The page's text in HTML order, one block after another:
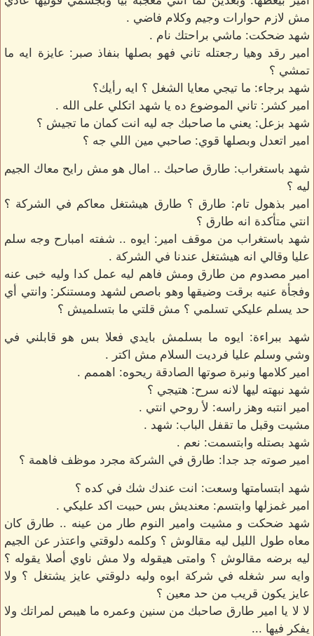
مش لازم حوارات وجيم وكلام فاضي .
شهد ضحكت: ماشي براحتك نام .
امير رقد وهيا رجعتله تاني فهو بصلها بنفاذ صبر: عايزة ايه ما
تمشي ؟
شهد برجاء: ما تيجي معايا الشغل ؟ ايه رأيك؟
امير كشر: تاني الموضوع ده يا شهد اتكلي على الله .
شهد بزعل: يعني ما صاحبك جه ليه انت كمان ما تجيش ؟
امير اتعدل وبصلها قوي: صاحبي مين اللي جه ؟
شهد باستغراب: طارق صاحبك .. امال هو مش رايح معاك الجيم
ليه ؟
امير بذهول تام: طارق ؟ طارق هيشتغل معاكم في الشركة ؟
انتي متأكدة انه طارق ؟
شهد باستغراب من موقف امير: ايوه .. شفته امبارح وجه سلم
عليا وقالي انه هيشتغل عندنا في الشركة .
امير مصدوم من طارق ومش فاهم ليه عمل كدا وليه خبى عنه
وفجأة عنيه برقت وضيقها وهو باصص لشهد ومستنكر: وانتي أي
حد يسلم عليكي تسلمي ؟ مش قلتي ما بتسلميش ؟
شهد ببراءة: ايوه ما بسلمش بايدي فعلا بس هو قابلني في
وشي وسلم عليا فرديت السلام مش اكتر .
امير كلامها ونبرة صوتها الصادقة ريحوه: اهممم .
شهد نبهته ليها لانه سرح: هتيجي ؟
امير انتبه وهز راسه: لأ روحي انتي .
مشيت وقبل ما تقفل الباب: شهد .
شهد بصتله وابتسمت: نعم .
امير صوته جد جدا: طارق في الشركة مجرد موظف فاهمة ؟
شهد ابتسامتها وسعت: انت عندك شك في كده ؟
امير غمزلها وابتسم: معنديش بس حبيت اكد عليكي .
شهد ضحكت و مشيت وامير النوم طار من عينه .. طارق كان
معاه طول الليل ليه مقالوش ؟ وكلمه دلوقتي واعتذر عن الجيم
ليه برضه مقالوش ؟ وامتى هيقوله ولا مش ناوي أصلا يقوله ؟
وايه سر شغله في شركة ابوه وليه دلوقتي عايز يشتغل ؟ ولا
عايز يكون قريب من حد معين ؟
لا لا يا امير طارق صاحبك من سنين وعمره ما هيبص لمراتك ولا
يفكر فيها ...